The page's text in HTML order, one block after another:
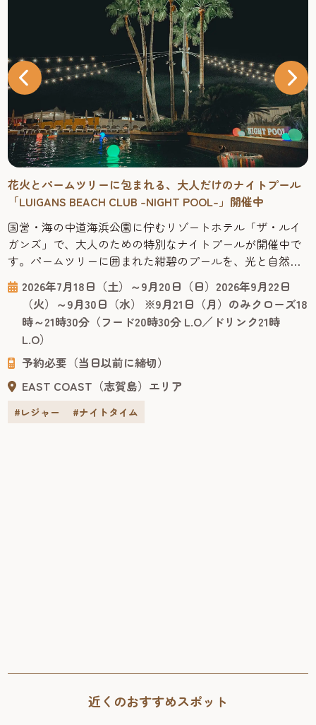
花火とパームツリーに包まれる、大人だけのナイトプール
「LUIGANS BEACH CLUB -NIGHT POOL-」開催中
国営・海の中道海浜公園に佇むリゾートホテル「ザ・ルイ
ガンズ」で、大人のための特別なナイトプールが開催中で
す。パームツリーに囲まれた紺碧のプールを、光と自然が
織りなす夜の景色とともに大満喫。開催期間中には日にち
限定で、海側から打ち上がる花火も夜空を彩ります。 福岡
市中心地から車で約20分、全国18か所ある国営公園の中で
唯一公園内にあるリゾートホテルという、他にはないロ
ケーションです。日中の観光...
2026年7月18日（土）～9月20日（日）2026年9月22日
（火）～9月30日（水） ※9月21日（月）のみクローズ18
時～21時30分（フード20時30分 L.O／ドリンク21時
L.O）
予約必要（当日以前に締切）
EAST COAST（志賀島）エリア
#レジャー #ナイトタイム
近くのおすすめスポット